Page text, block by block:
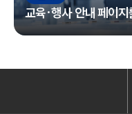
교육·행사 안내 페이